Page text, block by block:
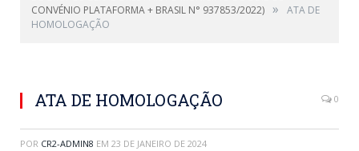
CONVÉNIO PLATAFORMA + BRASIL N° 937853/2022) »
ATA DE
HOMOLOGAÇÃO
ATA DE HOMOLOGAÇÃO 0
POR CR2-ADMIN8 EM 23 DE JANEIRO DE 2024